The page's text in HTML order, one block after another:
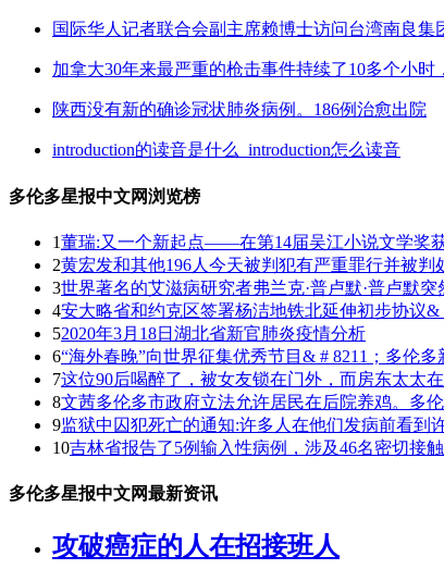
国际华人记者联合会副主席赖博士访问台湾南良集
加拿大30年来最严重的枪击事件持续了10多个小时
陕西没有新的确诊冠状肺炎病例。186例治愈出院
introduction的读音是什么_introduction怎么读音
多伦多星报中文网浏览榜
1董瑞:又一个新起点——在第14届吴江小说文学奖
2黄宏发和其他196人今天被判犯有严重罪行并被判
3世界著名的艾滋病研究者弗兰克·普卢默·普卢默
4安大略省和约克区签署杨洁地铁北延伸初步协议&
52020年3月18日湖北省新官肺炎疫情分析
6“海外春晚”向世界征集优秀节目& # 8211；多伦多
7这位90后喝醉了，被女友锁在门外，而房东太太
8文茜多伦多市政府立法允许居民在后院养鸡。多
9监狱中囚犯死亡的通知:许多人在他们发病前看到
10吉林省报告了5例输入性病例，涉及46名密切接
多伦多星报中文网最新资讯
攻破癌症的人在招接班人